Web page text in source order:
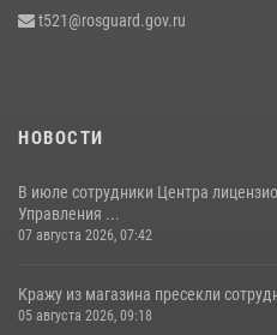
t521@rosguard.gov.ru
НОВОСТИ
В июле сотрудники Центра
Управления ...
07 августа 2026, 07:42
Кражу из магазина пресекли
05 августа 2026, 09:18